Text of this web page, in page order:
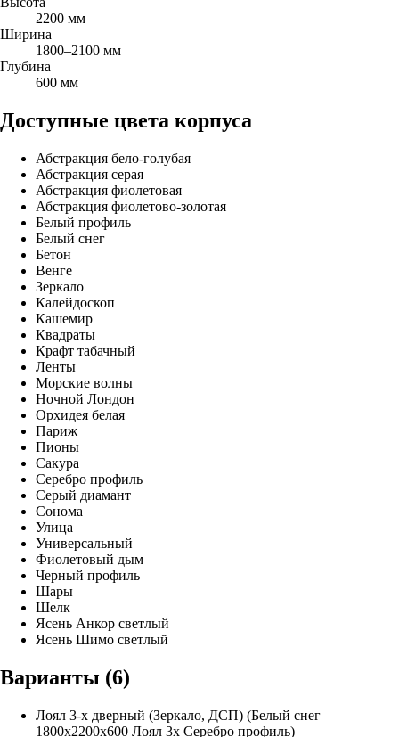
2200 мм
Ширина
1800–2100 мм
Глубина
600 мм
Доступные цвета корпуса
Абстракция бело-голубая
Абстракция серая
Абстракция фиолетовая
Абстракция фиолетово-золотая
Белый профиль
Белый снег
Бетон
Венге
Зеркало
Калейдоскоп
Кашемир
Квадраты
Крафт табачный
Ленты
Морские волны
Ночной Лондон
Орхидея белая
Париж
Пионы
Сакура
Серебро профиль
Серый диамант
Сонома
Улица
Универсальный
Фиолетовый дым
Черный профиль
Шары
Шелк
Ясень Анкор светлый
Ясень Шимо светлый
Варианты (6)
Лоял 3-х дверный (Зеркало, ДСП) (Белый снег
1800х2200х600 Лоял 3х Серебро профиль) —